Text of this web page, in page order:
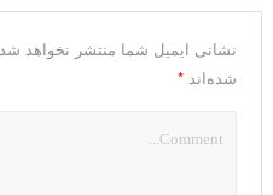
نشانی ایمیل شما منتشر نخواهد شد.
شده‌اند *